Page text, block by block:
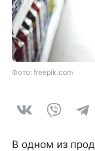
Фото: freepik.com
В одном из